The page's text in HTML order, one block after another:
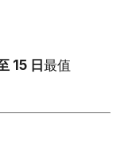
15 日最值